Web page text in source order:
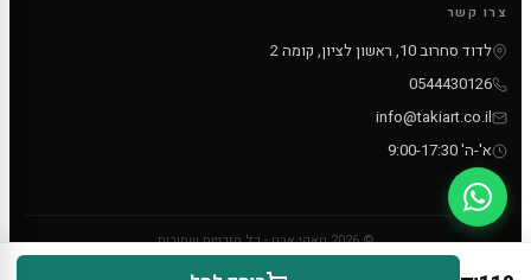
צרו קשר
לדוד סחרוב 10, ראשון לציון, קומה 2
0544430126
info@takiart.co.il
א'-ה' 9:00-17:30
© 2026 טאקי ארט - כל הזכויות שמורות